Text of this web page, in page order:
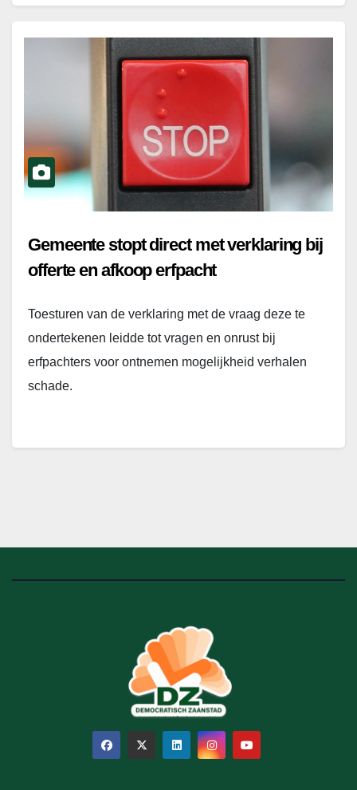
Gemeente stopt direct met verklaring bij
offerte en afkoop erfpacht
Toesturen van de verklaring met de vraag deze te
ondertekenen leidde tot vragen en onrust bij
erfpachters voor ontnemen mogelijkheid verhalen
schade.